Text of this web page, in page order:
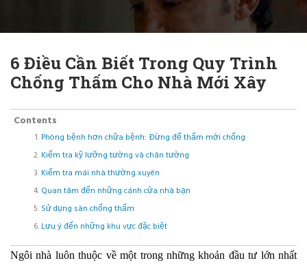
6 Điều Cần Biết Trong Quy Trình
Chống Thấm Cho Nhà Mới Xây
Contents
Phòng bệnh hơn chữa bệnh: Đừng để thấm mới chống
Kiểm tra kỹ lưỡng tường và chân tường
Kiểm tra mái nhà thường xuyên
Quan tâm đến những cánh cửa nhà bạn
Sử dụng sàn chống thấm
Lưu ý đến những khu vực đặc biệt
Ngôi nhà luôn thuộc về một trong những khoản đầu tư lớn nhất